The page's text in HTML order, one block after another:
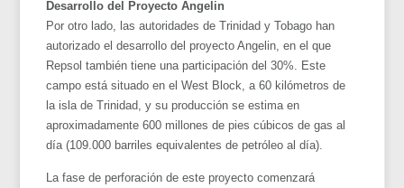
Desarrollo del Proyecto Angelin
Por otro lado, las autoridades de Trinidad y Tobago han
autorizado el desarrollo del proyecto Angelin, en el que
Repsol también tiene una participación del 30%. Este
campo está situado en el West Block, a 60 kilómetros de
la isla de Trinidad, y su producción se estima en
aproximadamente 600 millones de pies cúbicos de gas al
día (109.000 barriles equivalentes de petróleo al día).
La fase de perforación de este proyecto comenzará